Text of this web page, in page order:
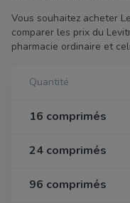
Vous souhaitez acheter
comparer les prix du
pharmacie ordinaire et
Quantité
16 comprimés
24 comprimés
96 comprimés